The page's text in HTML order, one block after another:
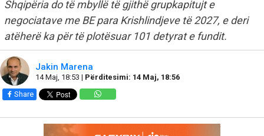
Shqipëria do të mbyllë të gjithë grupkapitujt e
negociatave me BE para Krishlindjeve të 2027, e deri
atëherë ka për të plotësuar 101 detyrat e fundit.
Jakin Marena
14 Maj, 18:53 | Përditesimi: 14 Maj, 18:56
Share